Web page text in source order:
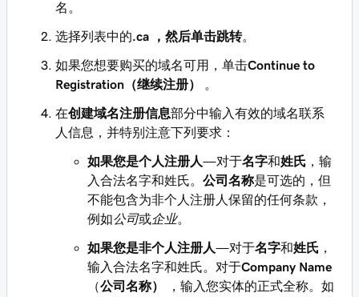
名。
选择列表中的.ca ，然后单击跳转。
如果您想要购买的域名可用，单击Continue to
Registration（继续注册）
在创建域名注册信息部分中输入有效的域名联系
人信息，并特别注意下列要求：
如果您是个人注册人—对于名字和姓氏 ，输
入合法名字和姓氏。 公司名称是可选的，但
不能包含为非个人注册人保留的任何条款，
例如公司或企业。
如果您是非个人注册人—对于名字和姓氏
输入合法名字和姓氏。对于Company Name
（公司名称）
，输入您实体的正式全称。如